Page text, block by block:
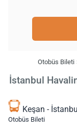
Otobüs Bileti
İstanbul
Keşan - İstanbul
Otobüs Bileti